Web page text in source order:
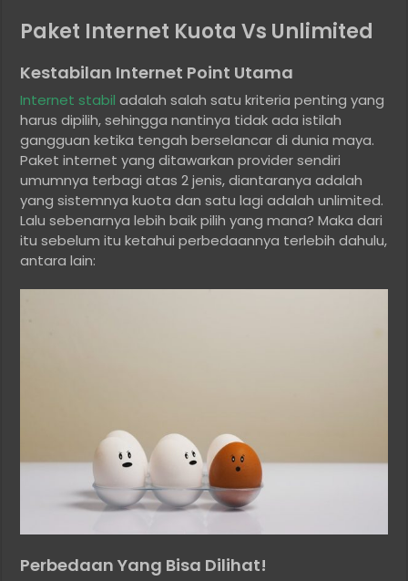
Paket Internet Kuota Vs Unlimited
Kestabilan Internet Point Utama
Internet stabil adalah salah satu kriteria penting yang
harus dipilih, sehingga nantinya tidak ada istilah
gangguan ketika tengah berselancar di dunia maya.
Paket internet yang ditawarkan provider sendiri
umumnya terbagi atas 2 jenis, diantaranya adalah
yang sistemnya kuota dan satu lagi adalah unlimited.
Lalu sebenarnya lebih baik pilih yang mana? Maka dari
itu sebelum itu ketahui perbedaannya terlebih dahulu,
antara lain:
Perbedaan Yang Bisa Dilihat!